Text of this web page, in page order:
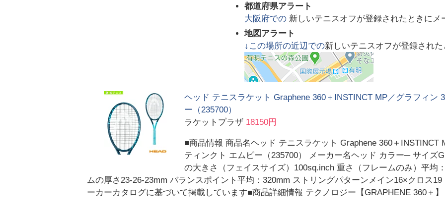
都道府県アラート
大阪府での 新しいテニスオフが登録されたときにメ
地図アラート
↓この場所の近辺での新しいテニスオフが登録され
ヘッド テニスラケット Graphene 360＋INSTINCT MP／グラフィン
ー（235700）
ラケットプラザ 18150円
■商品情報 商品名ヘッド テニスラケット Graphene 360＋INSTINCT
ティンクト エムピー（235700） メーカー名ヘッド カラー─ サイズ
の大きさ（フェイスサイズ）100sq.inch 重さ（フレームのみ）平均
ムの厚さ23-26-23mm バランスポイント平均：320mm ストリングパターンメイン16×クロス
ーカーカタログに基づいて掲載しています■商品詳細情報 テクノロジー【GRAPHENE 360＋】